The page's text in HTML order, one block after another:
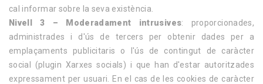
cal informar sobre la seva existència.
Nivell 3 – Moderadament intrusives: proporcionades,
administrades i d'ús de tercers per obtenir dades per a
emplaçaments publicitaris o l'ús de contingut de caràcter
social (plugin Xarxes socials) i que han d'estar autoritzades
expressament per usuari. En el cas de les cookies de caràcter